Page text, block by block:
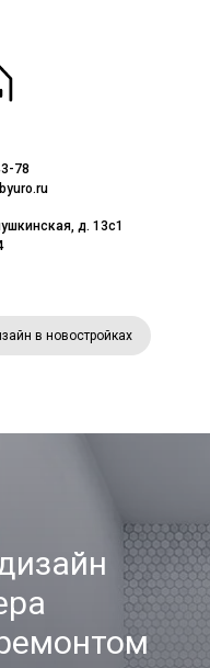
78
д. 13с1
в новостройках